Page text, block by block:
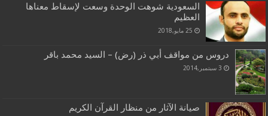
السعودية شوهت الوحدة وسعت لإسقاط معناها
العظيم
25 مايو,2018
دروس من مواقف أبي ذر (رض) – السيد محمد باقر
3 سبتمبر,2014
صيانة الآثار من منظار القرآن الكريم